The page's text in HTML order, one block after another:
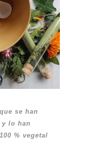
se han
y lo han
% vegetal